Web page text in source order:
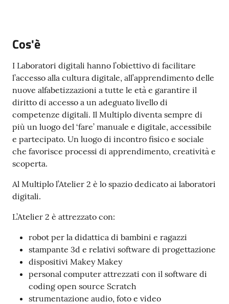
Corsi
Progetti
Partecipa
Per
più
Cos'è
I Laboratori digitali hanno l’obiettivo di facilitare
l’accesso alla cultura digitale, all’apprendimento delle
nuove alfabetizzazioni a tutte le età e garantire il
diritto di accesso a un adeguato livello di
competenze digitali. Il Multiplo diventa sempre di
più un luogo del ‘fare’ manuale e digitale, accessibile
e partecipato. Un luogo di incontro fisico e sociale
che favorisce processi di apprendimento, creatività e
scoperta.
Al Multiplo l’Atelier 2 è lo spazio dedicato ai laboratori
digitali.
L’Atelier 2 è attrezzato con:
robot per la didattica di bambini e ragazzi
stampante 3d e relativi software di progettazione
dispositivi Makey Makey
personal computer attrezzati con il software di
coding open source Scratch
strumentazione audio, foto e video